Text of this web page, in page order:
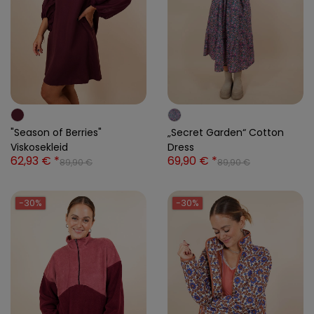
"Season of Berries"
Viskosekleid
62,93 € *89,90 €
„Secret Garden“ Cotton
Dress
69,90 € *89,90 €
-30% -30%